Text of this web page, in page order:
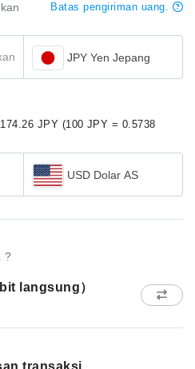
Batas pengiriman uang.
JPY Yen Jepang
JPY (100 JPY = 0.5738
USD Dolar AS
?
langsung）
transaksi